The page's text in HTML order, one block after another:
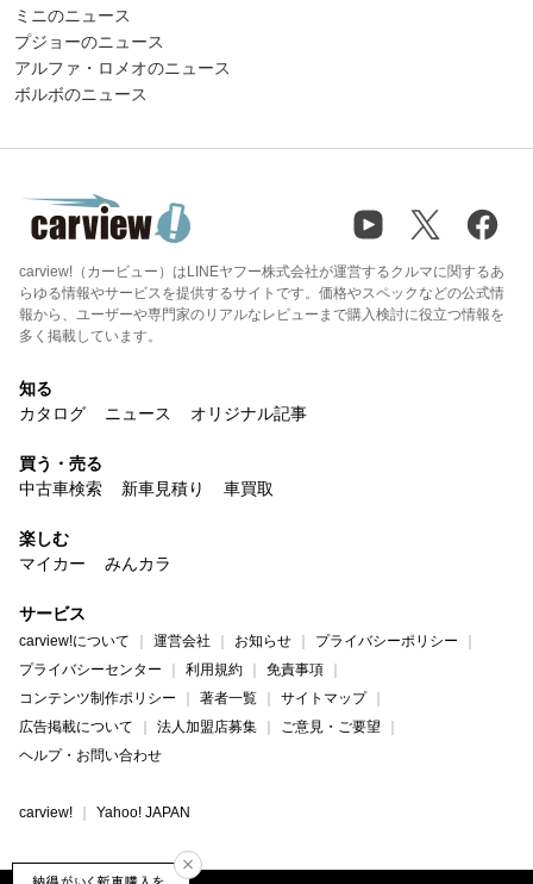
ミニのニュース
プジョーのニュース
アルファ・ロメオのニュース
ボルボのニュース
carview!（カービュー）はLINEヤフー株式会社が運営するクルマに関するあ
らゆる情報やサービスを提供するサイトです。価格やスペックなどの公式情
報から、ユーザーや専門家のリアルなレビューまで購入検討に役立つ情報を
多く掲載しています。
知る
カタログ
ニュース オリジナル記事
買う・売る
中古車検索
新車見積り 車買取
楽しむ
マイカー
みんカラ
サービス
carview!について 運営会社 お知らせ
プライバシーポリシー
プライバシーセンター
利用規約
免責事項
コンテンツ制作ポリシー
著者一覧
サイトマップ
広告掲載について
法人加盟店募集
ご意見・ご要望
ヘルプ・お問い合わせ
carview! Yahoo! JAPAN